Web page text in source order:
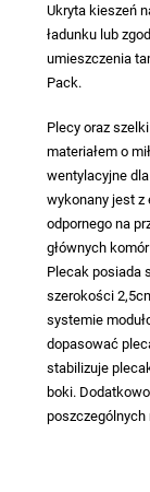
Ukryta kieszeń
ładunku lub
umieszczenia
Pack.
Plecy oraz
materiałem o
wentylacyjne
wykonany jest z
odpornego na
głównych
Plecak posiada
szerokości
systemie
dopasować
stabilizuje
boki.
poszczególnych